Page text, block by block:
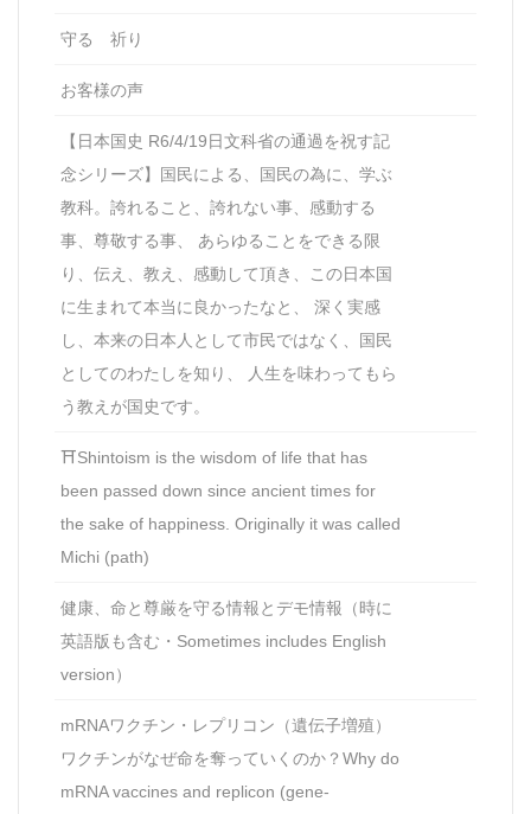
守る 祈り
お客様の声
【日本国史 R6/4/19日文科省の通過を祝す記
念シリーズ】国民による、国民の為に、学ぶ
教科。誇れること、誇れない事、感動する
事、尊敬する事、 あらゆることをできる限
り、伝え、教え、感動して頂き、この日本国
に生まれて本当に良かったなと、 深く実感
し、本来の日本人として市民ではなく、国民
としてのわたしを知り、 人生を味わってもら
う教えが国史です。
⛩Shintoism is the wisdom of life that has
been passed down since ancient times for
the sake of happiness. Originally it was called
Michi (path)
健康、命と尊厳を守る情報とデモ情報（時に
英語版も含む・Sometimes includes English
version）
mRNAワクチン・レプリコン（遺伝子増殖）
ワクチンがなぜ命を奪っていくのか？Why do
mRNA vaccines and replicon (gene-